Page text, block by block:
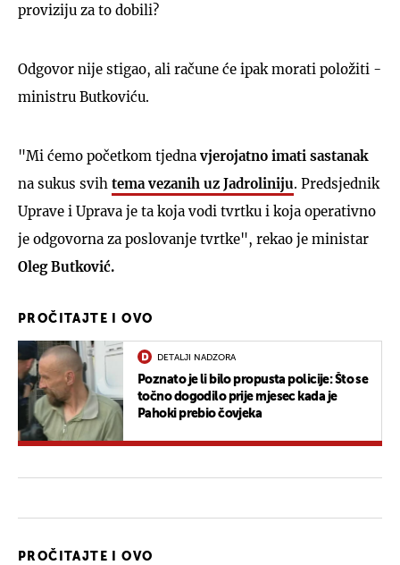
proviziju za to dobili?
Odgovor nije stigao, ali račune će ipak morati položiti -
ministru Butkoviću.
"Mi ćemo početkom tjednavjerojatno imati sastanak
na sukus svih tema vezanih uz Jadroliniju. Predsjednik
Uprave i Uprava je ta koja vodi tvrtku i koja operativno
je odgovorna za poslovanje tvrtke", rekao je ministar
Oleg Butković.
PROČITAJTE I OVO
DETALJI NADZORA
Poznato je li bilo propusta policije: Što se
točno dogodilo prije mjesec kada je
Pahoki prebio čovjeka
PROČITAJTE I OVO